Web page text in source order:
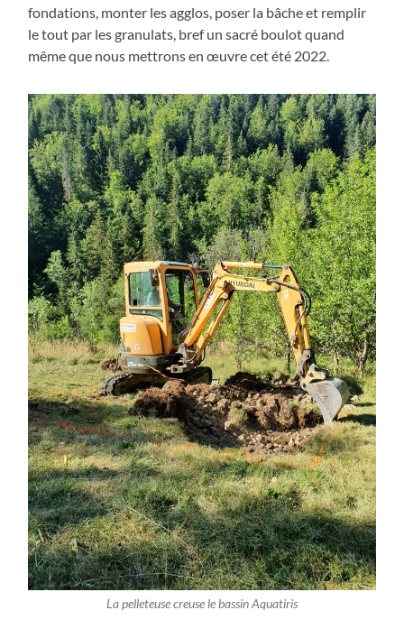
fondations, monter les agglos, poser la bâche et remplir
le tout par les granulats, bref un sacré boulot quand
même que nous mettrons en œuvre cet été 2022.
La pelleteuse creuse le bassin Aquatiris